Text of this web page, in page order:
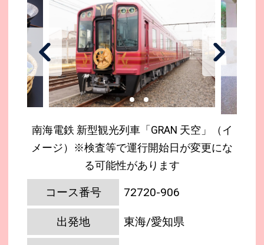
南海電鉄 新型観光列車「GRAN 天空」（イ
メージ）※検査等で運行開始日が変更にな
る可能性があります
コース番号 72720-906
出発地 東海/愛知県